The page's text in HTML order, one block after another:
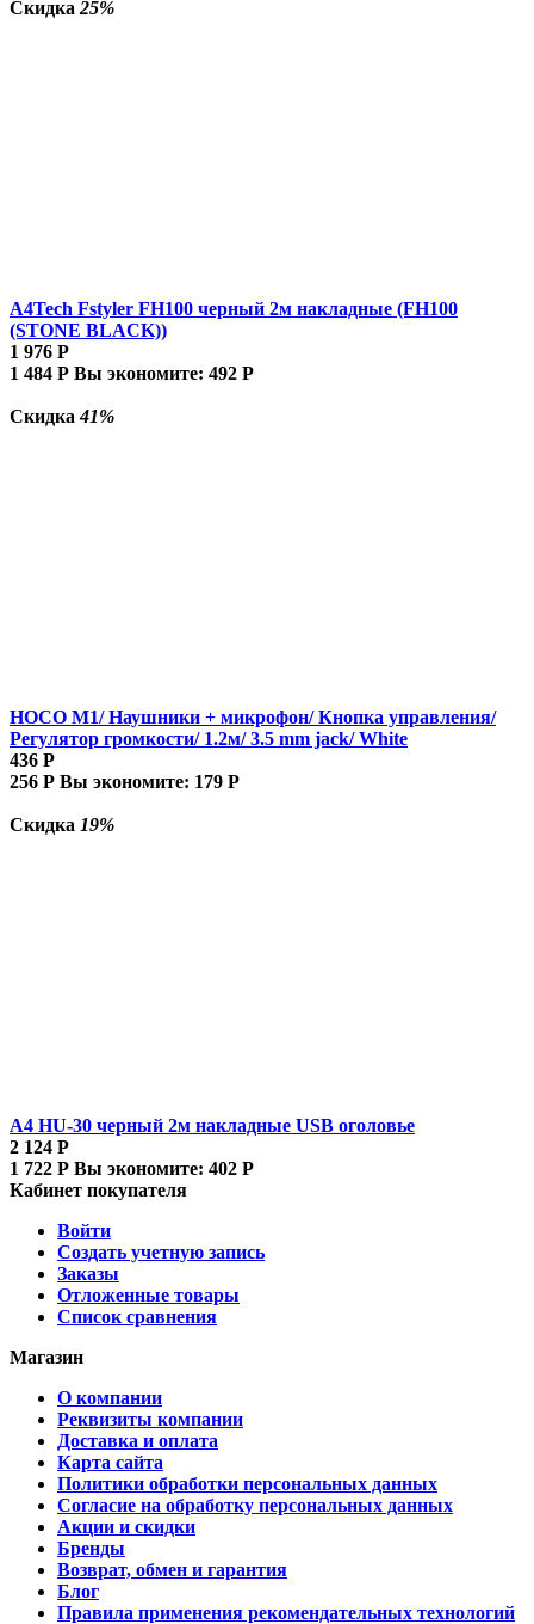
Скидка 25%
A4Tech Fstyler FH100 черный 2м накладные (FH100
(STONE BLACK))
1 976 Р
1 484 Р Вы экономите: 492 Р
Скидка41%
HOCO M1/ Наушники + микрофон/ Кнопка управления/
Регулятор громкости/ 1.2м/ 3.5 mm jack/ White
436 Р
256 Р Вы экономите: 179 Р
Скидка 19%
A4 HU-30 черный 2м накладные USB оголовье
2 124 Р
1 722 Р Вы экономите: 402 Р
Кабинет покупателя
Войти
Создать учетную запись
Заказы
Отложенные товары
Список сравнения
Магазин
О компании
Реквизиты компании
Доставка и оплата
Карта сайта
Политики обработки персональных данных
Согласие на обработку персональных данных
Акции и скидки
Бренды
Возврат, обмен и гарантия
Блог
Правила применения рекомендательных технологий